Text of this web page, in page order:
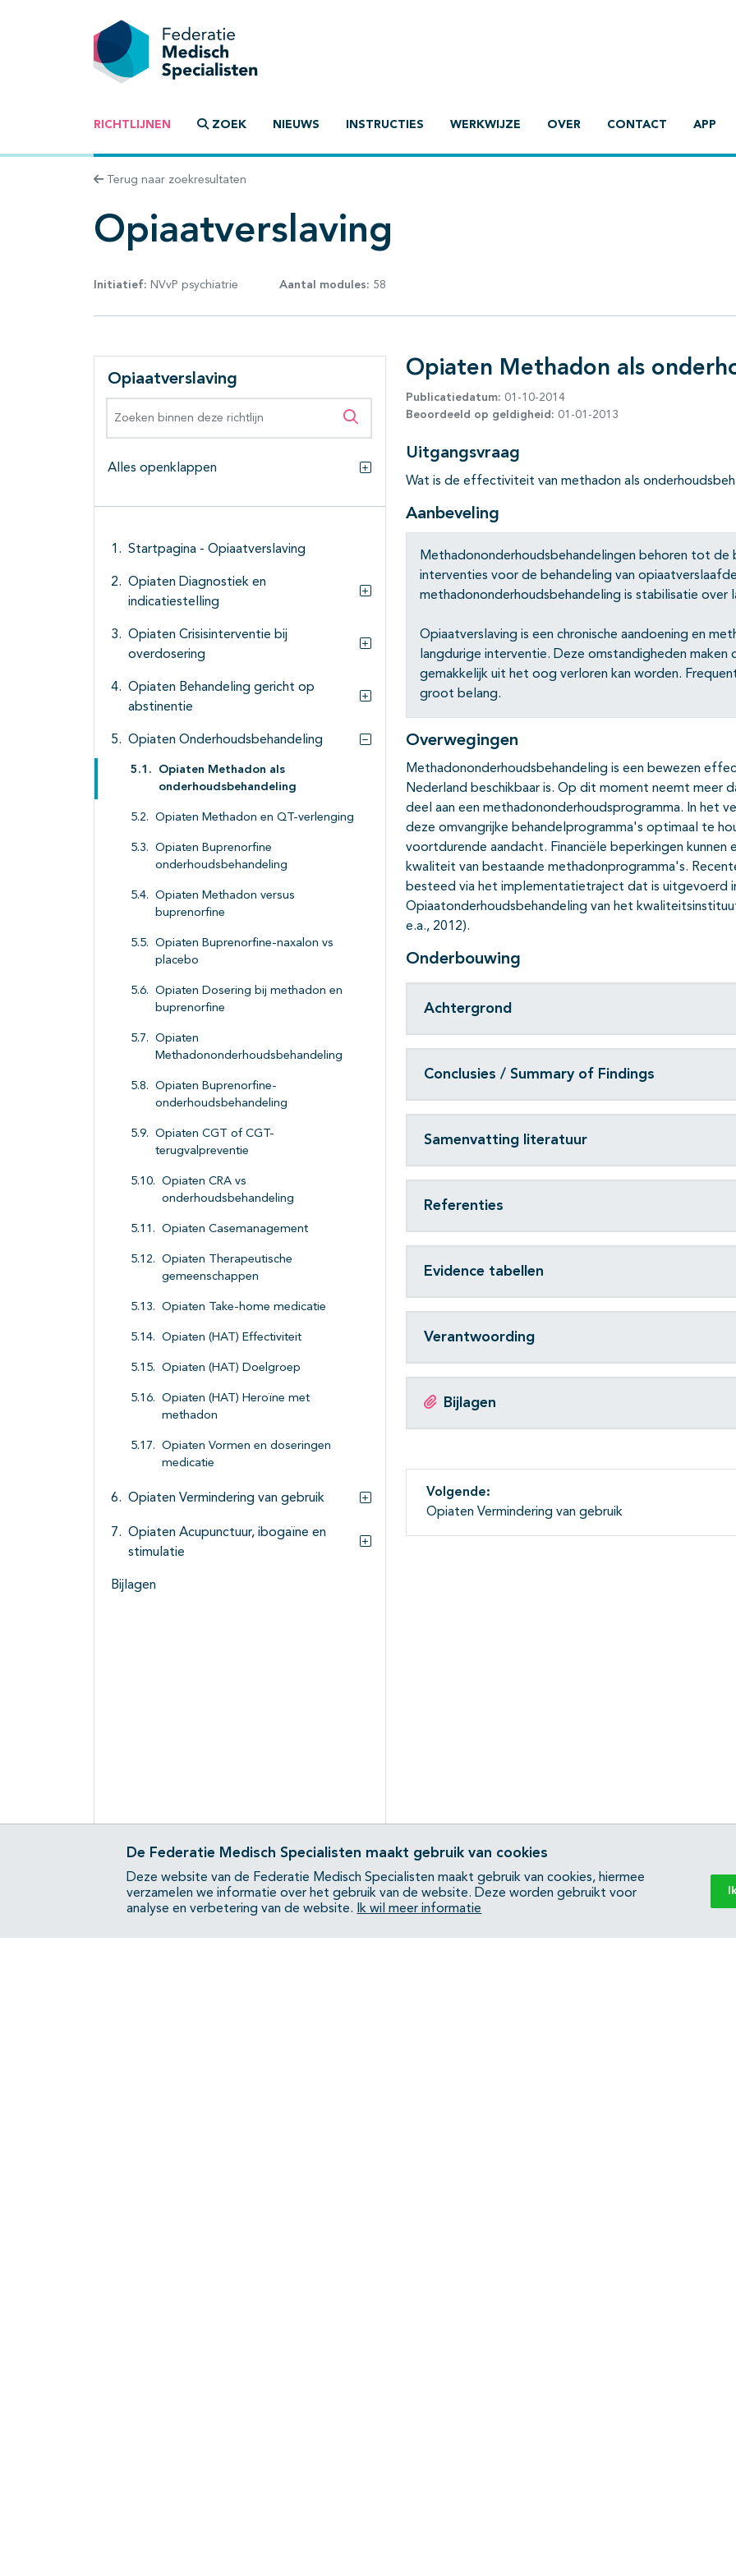
RICHTLIJNEN ZOEK NIEUWS INSTRUCTIES WERKWIJZE OVER CONTACT APP
Terug naar zoekresultaten
Opiaatverslaving
Initiatief: NVvP psychiatrie Aantal modules: 58
Opiaatverslaving
Zoeken binnen deze richtlijn
Alles openklappen
Alles openklappen
Startpagina - Opiaatverslaving
Opiaten Diagnostiek en
indicatiestelling
Opiaten Crisisinterventie bij
overdosering
Subpagina's open- en dichtklappen
Opiaten Behandeling gericht op
abstinentie
Subpagina's open- en dichtklappen
Opiaten Onderhoudsbehandeling
Subpagina's open- en dichtklappen
Opiaten Methadon als
onderhoudsbehandeling
Opiaten Methadon en QT-verlenging
Opiaten Buprenorfine
onderhoudsbehandeling
Opiaten Methadon versus
buprenorfine
Opiaten Buprenorfine-naxalon vs
placebo
Opiaten Dosering bij methadon en
buprenorfine
Opiaten
Methadononderhoudsbehandeling
Opiaten Buprenorfine-
onderhoudsbehandeling
Opiaten CGT of CGT-
terugvalpreventie
Opiaten CRA vs
onderhoudsbehandeling
Opiaten Casemanagement
Opiaten Therapeutische
gemeenschappen
Opiaten Take-home medicatie
Opiaten (HAT) Effectiviteit
Opiaten (HAT) Doelgroep
Opiaten (HAT) Heroïne met
methadon
Opiaten Vormen en doseringen
medicatie
Opiaten Vermindering van gebruik
Subpagina's open- en dichtklappen
Opiaten Acupunctuur, ibogaïne en
stimulatie
Bijlagen
Opiaten Methadon als
Publicatiedatum: 01-10-2014
Beoordeeld op geldigheid: 01-01-2013
Uitgangsvraag
Wat is de effectiviteit van methadon als
Aanbeveling
Methadononderhoudsbehandelingen behoren tot
interventies voor de behandeling van
methadononderhoudsbehandeling is stabilisatie over
Opiaatverslaving is een chronische aandoening en
langdurige interventie. Deze omstandigheden
gemakkelijk uit het oog verloren kan worden.
groot belang.
Overwegingen
Methadononderhoudsbehandeling is een bewezen
Nederland beschikbaar is. Op dit moment neemt meer
deel aan een methadononderhoudsprogramma. In het
deze omvangrijke behandelprogramma's optimaal te
voortdurende aandacht. Financiële beperkingen
kwaliteit van bestaande methadonprogramma's.
besteed via het implementatietraject dat is uitgevoerd
Opiaatonderhoudsbehandeling van het
e.a., 2012).
Onderbouwing
Achtergrond
Conclusies / Summary of Findings
Samenvatting literatuur
Referenties
Evidence tabellen
Verantwoording
Bijlagen
Volgende:
Opiaten Vermindering van gebruik
De Federatie Medisch Specialisten maakt gebruik van cookies
Deze website van de Federatie Medisch Specialisten maakt gebruik van cookies, hiermee
verzamelen we informatie over het gebruik van de website. Deze worden gebruikt voor
analyse en verbetering van de website.
Ik wil meer informatie